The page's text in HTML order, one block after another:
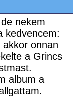
nekem
kedvencem:
akkor onnan
a Grincs
album a